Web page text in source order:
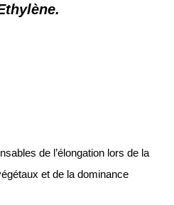
de l’élongation lors de la
et de la dominance